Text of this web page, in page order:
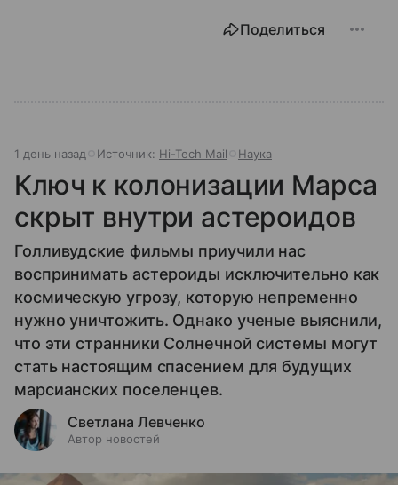
Поделиться
1 день назад Источник: Hi-Tech Mail Наука
Ключ к колонизации Марса
скрыт внутри астероидов
Голливудские фильмы приучили нас
воспринимать астероиды исключительно как
космическую угрозу, которую непременно
нужно уничтожить. Однако ученые выяснили,
что эти странники Солнечной системы могут
стать настоящим спасением для будущих
марсианских поселенцев.
Светлана Левченко
Автор новостей